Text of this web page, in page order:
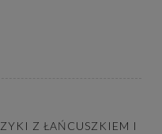
Z ŁAŃCUSZKIEM I